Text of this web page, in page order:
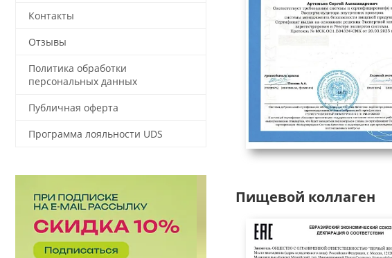
Пищевой коллаген
Контакты
Отзывы
Политика обработки
персональных данных
Публичная оферта
Программа лояльности UDS